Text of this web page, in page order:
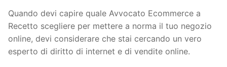
Quando devi capire quale Avvocato Ecommerce a
Recetto scegliere per mettere a norma il tuo negozio
online, devi considerare che stai cercando un vero
esperto di diritto di internet e di vendite online.